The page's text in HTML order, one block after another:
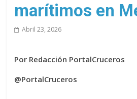
marítimos en
Abril 23, 2026
Por Redacción PortalCruceros
@PortalCruceros